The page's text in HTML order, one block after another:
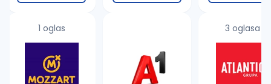
1 oglas 3 oglasa